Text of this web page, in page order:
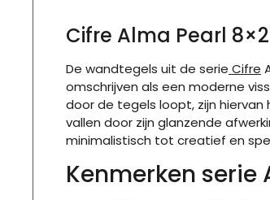
Cifre Alma Pearl
De wandtegels uit de serie Cifre
omschrijven als een moderne
door de tegels loopt, zijn
vallen door zijn glanzende
minimalistisch tot creatief en
Kenmerken serie